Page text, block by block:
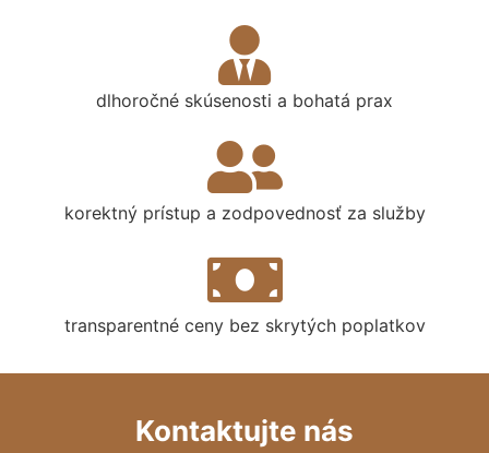
dlhoročné skúsenosti a bohatá prax
korektný prístup a zodpovednosť za služby
transparentné ceny bez skrytých poplatkov
Kontaktujte nás